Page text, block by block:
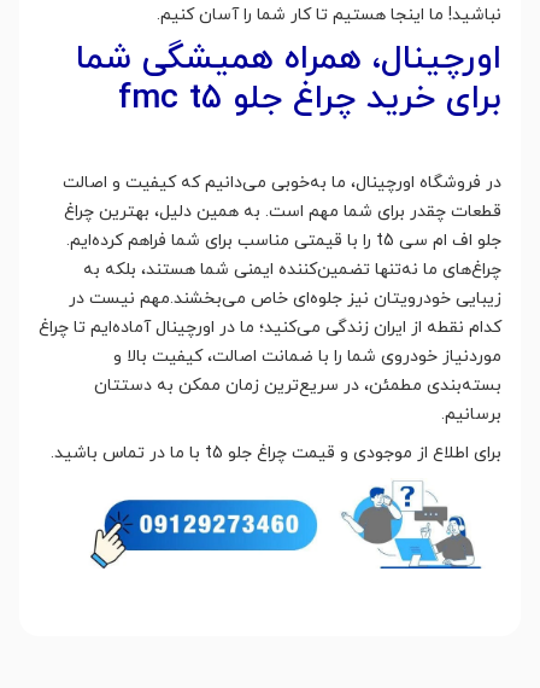
نباشید! ما اینجا هستیم تا کار شما را آسان کنیم.
اورچینال، همراه همیشگی شما
برای خرید چراغ جلو fmc t5
در فروشگاه اورچینال، ما به‌خوبی می‌دانیم که کیفیت و اصالت
قطعات چقدر برای شما مهم است. به همین دلیل، بهترین چراغ
جلو اف ام سی t5 را با قیمتی مناسب برای شما فراهم کرده‌ایم.
چراغ‌های ما نه‌تنها تضمین‌کننده ایمنی شما هستند، بلکه به
زیبایی خودرویتان نیز جلوه‌ای خاص می‌بخشند.مهم نیست در
کدام نقطه از ایران زندگی می‌کنید؛ ما در اورچینال آماده‌ایم تا چراغ
موردنیاز خودروی شما را با ضمانت اصالت، کیفیت بالا و
بسته‌بندی مطمئن، در سریع‌ترین زمان ممکن به دستتان
برسانیم.
برای اطلاع از موجودی و قیمت چراغ جلو t5 با ما در تماس باشید.